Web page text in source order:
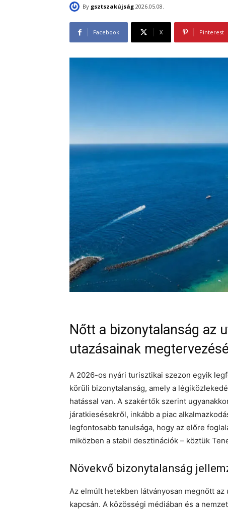
By gsztszakújság 2026.05.08.
Facebook X Pinterest
Nőtt a bizonytalanság az
utazásainak
A 2026-os nyári turisztikai szezon egyik
körüli bizonytalanság, amely a
hatással van. A szakértők szerint
járatkiesésekről, inkább a piac
legfontosabb tanulsága, hogy az előre
miközben a stabil desztinációk – köztük
Növekvő bizonytalanság
Az elmúlt hetekben látványosan megnőtt
kapcsán. A közösségi médiában és a